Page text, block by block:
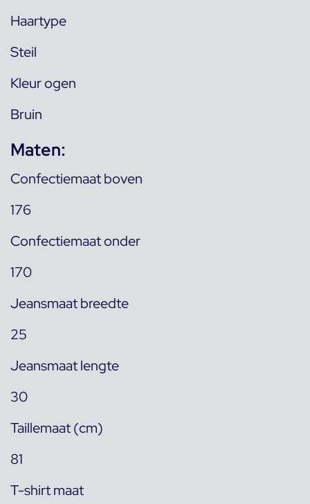
Haartype
Steil
Kleur ogen
Bruin
Maten:
Confectiemaat boven
176
Confectiemaat onder
170
Jeansmaat breedte
25
Jeansmaat lengte
30
Taillemaat (cm)
81
T-shirt maat